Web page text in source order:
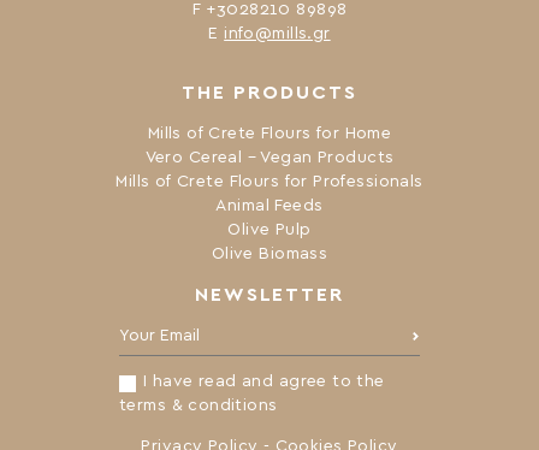
NEWSLETTER
Your Email:
I have read and agree to the
terms & conditions
Privacy Policy - Cookies Policy
THE PRODUCTS
Mills of Crete Flours for Home
Vero Cereal – Vegan Products
Mills of Crete Flours for Professionals
Animal Feeds
Olive Pulp
Olive Biomass
F +3028210 89898
Ε info@mills.gr